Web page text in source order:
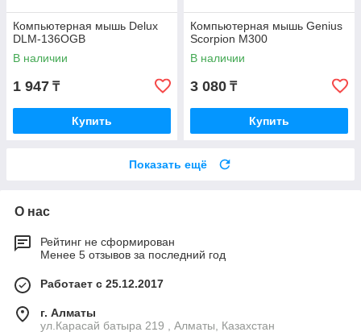
Компьютерная мышь Delux
DLM-136OGB
В наличии
1 947 ₸
Купить
Компьютерная мышь Genius
Scorpion M300
В наличии
3 080 ₸
Купить
Показать ещё
О нас
Рейтинг не сформирован
Менее 5 отзывов за последний год
Работает с 25.12.2017
г. Алматы
ул.Карасай батыра 219 , Алматы, Казахстан